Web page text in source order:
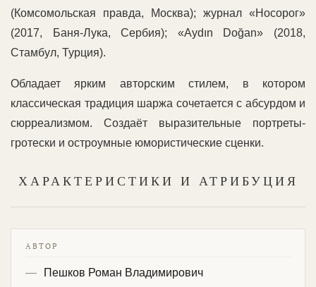
(Комсомольская правда, Москва); журнал «Носорог»
(2017, Баня-Лука, Сербия); «Aydın Doğan» (2018,
Стамбул, Турция).
Обладает ярким авторским стилем, в котором
классическая традиция шаржа сочетается с абсурдом и
сюрреализмом. Создаёт выразительные портреты-
гротески и остроумные юмористические сценки.
ХАРАКТЕРИСТИКИ И АТРИБУЦИЯ
АВТОР
Пешков Роман Владимирович